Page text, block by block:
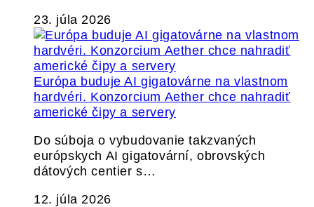
23. júla 2026
Európa buduje AI gigatovárne na vlastnom
hardvéri. Konzorcium Aether chce nahradiť
americké čipy a servery
Do súboja o vybudovanie takzvaných
európskych AI gigatovární, obrovských
dátových centier s…
12. júla 2026